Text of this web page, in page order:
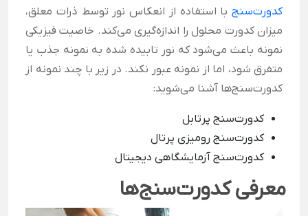
کدورت‌سنج با استفاده از انعکاس نور توسط ذرات معلق،
میزان کدورت محلول را اندازه‌گیری می‌کند. خاصیت فیزیکی
نمونه باعث می‌شود که نور تابیده شده به نمونه جذب یا
متفرق شود، اما از نمونه عبور نکند. در زیر با چند نمونه از
کدورت‌سنج‌ها آشنا می‌شوید:
کدورت‌سنج پرتابل
کدورت‌سنج رومیزی پرتال
کدورت‌سنج آزمایشگاهی دیجیتال
معرفی کدورت‌سنج‌ها